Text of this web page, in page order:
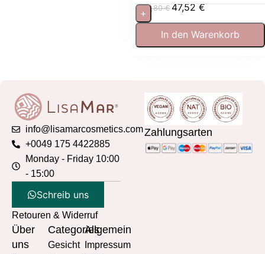
52,80€ 47,52€
+
In den Warenkorb
info@lisamarcosmetics.com
+0049 175 4422885
Monday - Friday 10:00
- 15:00
Schreib uns
Retouren & Widerruf
Über
uns
Categories
Gesicht
Allgemein
Impressum
Zahlungsarten